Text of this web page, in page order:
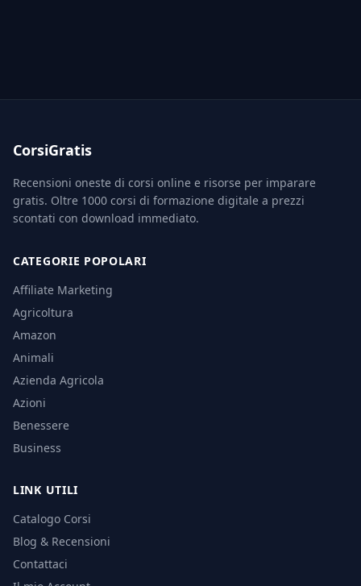
CorsiGratis
Recensioni oneste di corsi online e risorse per imparare
gratis. Oltre 1000 corsi di formazione digitale a prezzi
scontati con download immediato.
CATEGORIE POPOLARI
Affiliate Marketing
Agricoltura
Amazon
Animali
Azienda Agricola
Azioni
Benessere
Business
LINK UTILI
Catalogo Corsi
Blog & Recensioni
Contattaci